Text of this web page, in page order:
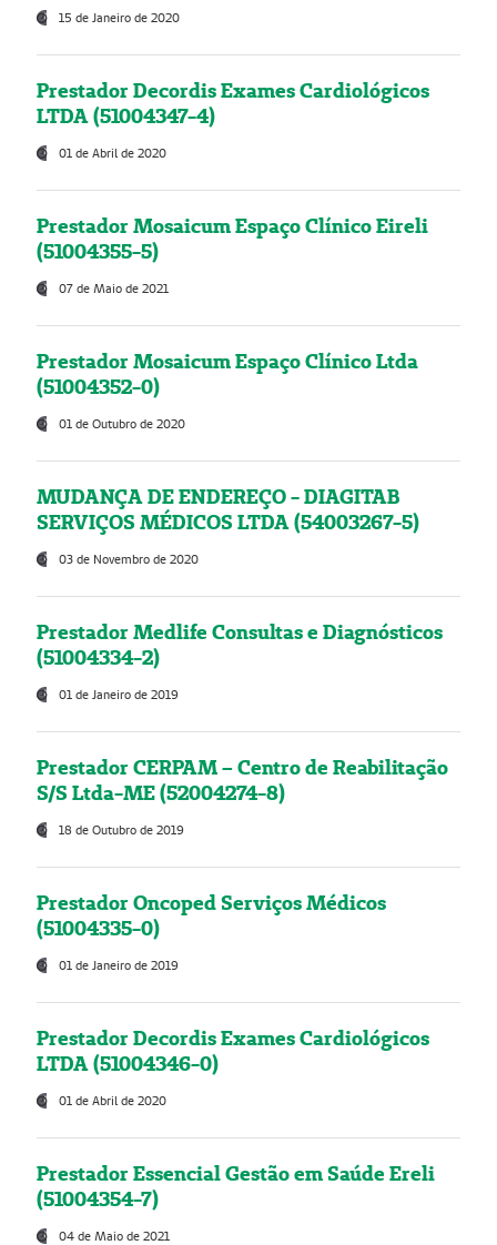
15 de Janeiro de 2020
Prestador Decordis Exames Cardiológicos
LTDA (51004347-4)
01 de Abril de 2020
Prestador Mosaicum Espaço Clínico Eireli
(51004355-5)
07 de Maio de 2021
Prestador Mosaicum Espaço Clínico Ltda
(51004352-0)
01 de Outubro de 2020
MUDANÇA DE ENDEREÇO - DIAGITAB
SERVIÇOS MÉDICOS LTDA (54003267-5)
03 de Novembro de 2020
Prestador Medlife Consultas e Diagnósticos
(51004334-2)
01 de Janeiro de 2019
Prestador CERPAM – Centro de Reabilitação
S/S Ltda-ME (52004274-8)
18 de Outubro de 2019
Prestador Oncoped Serviços Médicos
(51004335-0)
01 de Janeiro de 2019
Prestador Decordis Exames Cardiológicos
LTDA (51004346-0)
01 de Abril de 2020
Prestador Essencial Gestão em Saúde Ereli
(51004354-7)
04 de Maio de 2021